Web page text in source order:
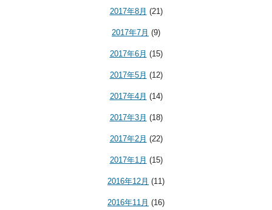
2017年8月 (21)
2017年7月 (9)
2017年6月 (15)
2017年5月 (12)
2017年4月 (14)
2017年3月 (18)
2017年2月 (22)
2017年1月 (15)
2016年12月 (11)
2016年11月 (16)